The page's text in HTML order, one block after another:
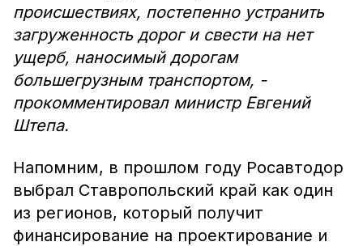
происшествиях, постепенно устранить
загруженность дорог и свести на нет
ущерб, наносимый дорогам
большегрузным транспортом, -
прокомментировал министр Евгений
Штепа.
Напомним, в прошлом году Росавтодор
выбрал Ставропольский край как один
из регионов, который получит
финансирование на проектирование и